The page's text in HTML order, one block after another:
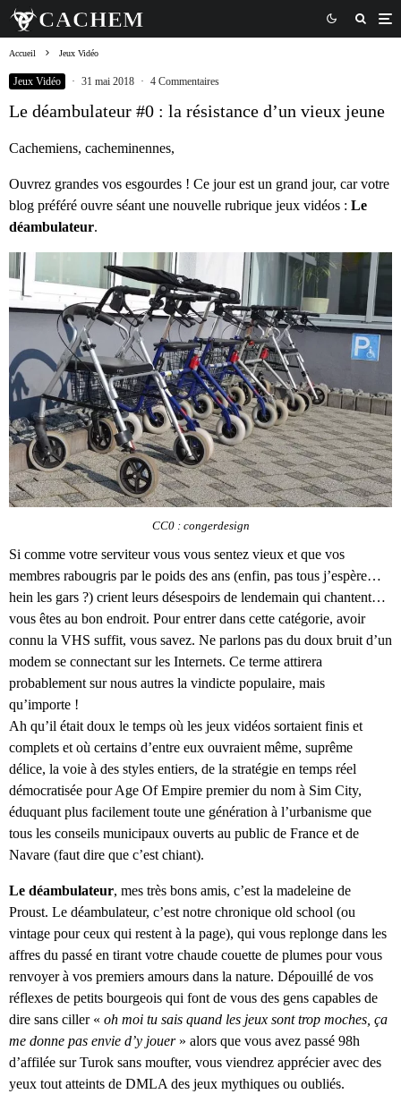
Accueil Jeux Vidéo
Jeux Vidéo · 31 mai 2018 · 4 Commentaires
Le déambulateur #0 : la résistance d’un vieux jeune
Cachemiens, cacheminennes,
Ouvrez grandes vos esgourdes ! Ce jour est un grand jour, car votre
blog préféré ouvre séant une nouvelle rubrique jeux vidéos : Le
déambulateur.
CC0 : congerdesign
Si comme votre serviteur vous vous sentez vieux et que vos
membres rabougris par le poids des ans (enfin, pas tous j’espère…
hein les gars ?) crient leurs désespoirs de lendemain qui chantent…
vous êtes au bon endroit. Pour entrer dans cette catégorie, avoir
connu la VHS suffit, vous savez. Ne parlons pas du doux bruit d’un
modem se connectant sur les Internets. Ce terme attirera
probablement sur nous autres la vindicte populaire, mais
qu’importe !
Ah qu’il était doux le temps où les jeux vidéos sortaient finis et
complets et où certains d’entre eux ouvraient même, suprême
délice, la voie à des styles entiers, de la stratégie en temps réel
démocratisée pour Age Of Empire premier du nom à Sim City,
éduquant plus facilement toute une génération à l’urbanisme que
tous les conseils municipaux ouverts au public de France et de
Navare (faut dire que c’est chiant).
Le déambulateur, mes très bons amis, c’est la madeleine de
Proust. Le déambulateur, c’est notre chronique old school (ou
vintage pour ceux qui restent à la page), qui vous replonge dans les
affres du passé en tirant votre chaude couette de plumes pour vous
renvoyer à vos premiers amours dans la nature. Dépouillé de vos
réflexes de petits bourgeois qui font de vous des gens capables de
dire sans ciller « oh moi tu sais quand les jeux sont trop moches, ça
me donne pas envie d’y jouer» alors que vous avez passé 98h
d’affilée sur Turok sans moufter, vous viendrez apprécier avec des
yeux tout atteints de DMLA des jeux mythiques ou oubliés.